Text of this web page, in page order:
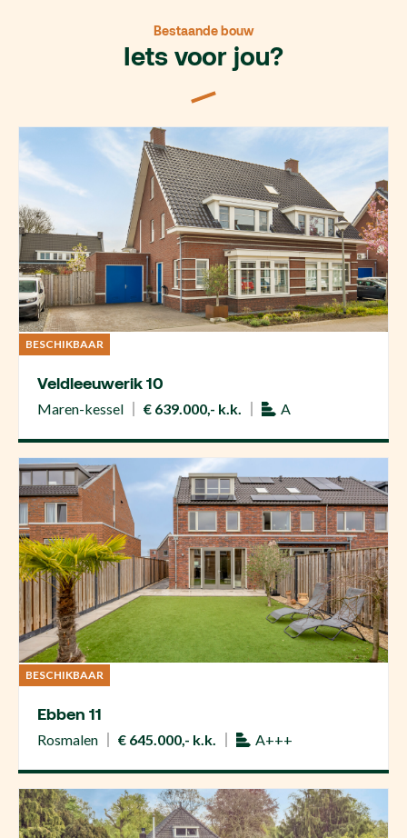
Bestaande bouw
Iets voor jou?
BESCHIKBAAR
Veldleeuwerik 10
Maren-kessel € 639.000,- k.k. A
BESCHIKBAAR
Ebben 11
Rosmalen € 645.000,- k.k. A+++